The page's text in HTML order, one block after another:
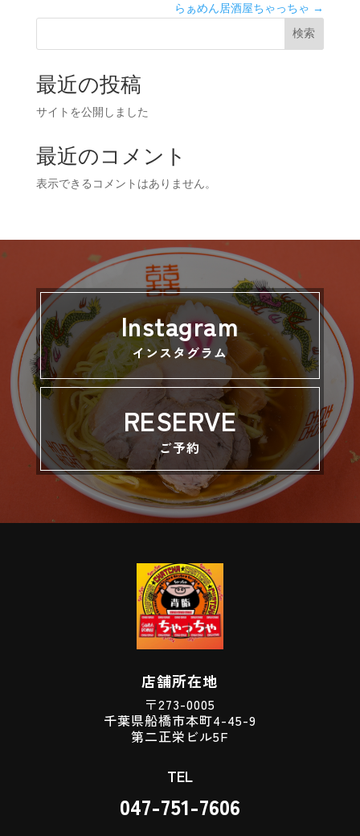
らぁめん居酒屋ちゃっちゃ →
検索
最近の投稿
サイトを公開しました
最近のコメント
表示できるコメントはありません。
Instagram
インスタグラム
RESERVE
ご予約
店舗所在地
〒273-0005
千葉県船橋市本町4-45-9
第二正栄ビル5F
TEL
047-751-7606